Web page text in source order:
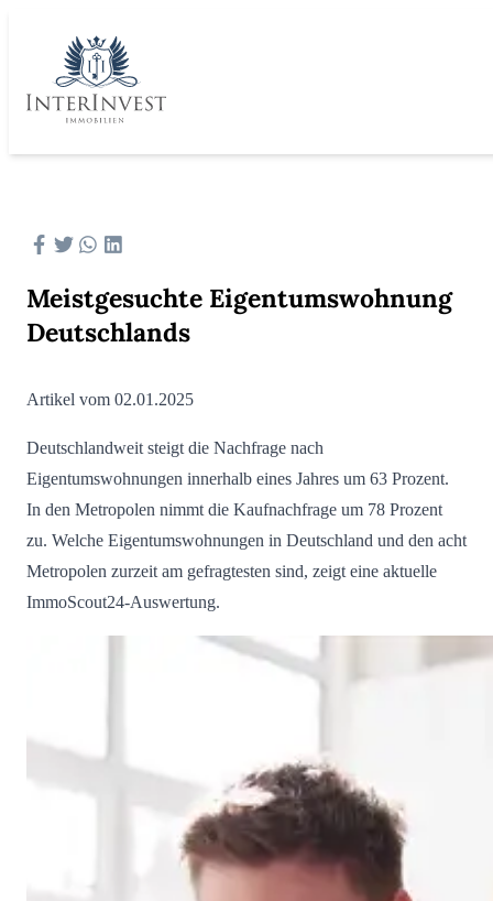
Meistgesuchte Eigentumswohnung
Deutschlands
Artikel vom 02.01.2025
Deutschlandweit steigt die Nachfrage nach
Eigentumswohnungen innerhalb eines Jahres um 63 Prozent.
In den Metropolen nimmt die Kaufnachfrage um 78 Prozent
zu. Welche Eigentumswohnungen in Deutschland und den acht
Metropolen zurzeit am gefragtesten sind, zeigt eine aktuelle
ImmoScout24-Auswertung.